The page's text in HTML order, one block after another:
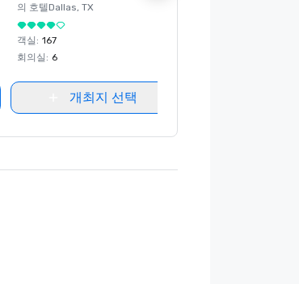
의 호텔Dallas, TX
객실 : 167
회의실 : 6
개최지 선택